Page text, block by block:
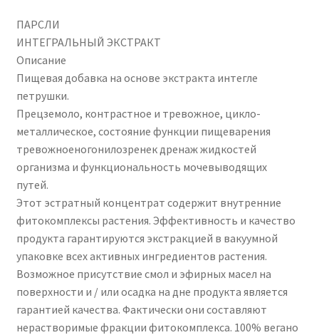
ПАРСЛИ
ИНТЕГРАЛЬНЫЙ ЭКСТРАКТ
Описание
Пищевая добавка на основе экстракта интегле
петрушки.
Прецземоло, контрастное и тревожное, цикло-
металлическое, состояние функции пищеварения
тревожноеногонилозренек дренаж жидкостей
организма и функциональность мочевыводящих
путей.
Этот эстратный концентрат содержит внутренние
фитокомплексы растения. Эффективность и качество
продукта гарантируются экстракцией в вакуумной
упаковке всех активных ингредиентов растения.
Возможное присутствие смол и эфирных масел на
поверхности и / или осадка на дне продукта является
гарантией качества. Фактически они составляют
нерастворимые фракции фитокомплекса. 100% вегано